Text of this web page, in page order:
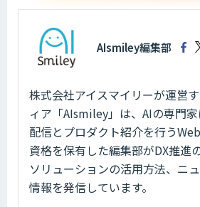
AIsmiley編集部
株式会社アイスマイリーが運営
ィア「AIsmiley」は、AIの専門
配信とプロダクト紹介を行う
資格を保有した編集部がDX推進
ソリューションの活用方法、ニ
情報を発信しています。